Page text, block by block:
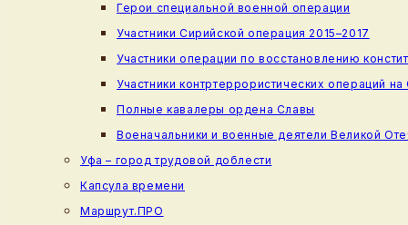
Герои специальной военной операции
Участники Сирийской операция 2015–2017
Участники операции по восстановлению
Участники контртеррористических операций
Полные кавалеры ордена Славы
Военачальники и военные деятели Великой
Уфа – город трудовой доблести
Капсула времени
Маршрут.ПРО